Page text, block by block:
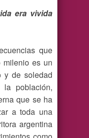
era vivida
que
milenio es un
y de soledad
población,
que se ha
a toda una
argentina